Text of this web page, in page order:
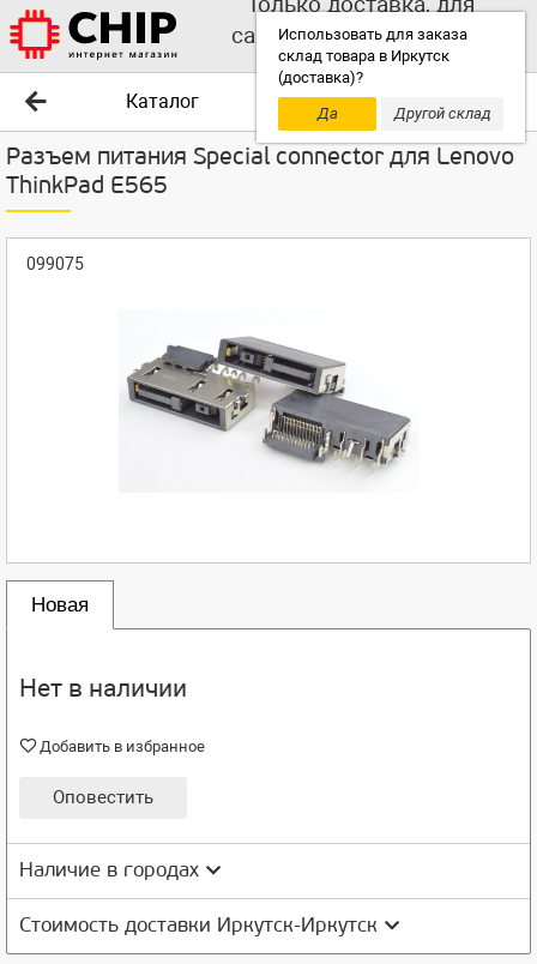
Использовать для заказа
склад товара в Иркутск
(доставка)?
Да
Другой склад
самовывоза выбирайте
другой склад!
Каталог
Разъем питания Special connector для Lenovo
ThinkPad E565
099075
Новая
Нет в наличии
Добавить в избранное
Оповестить
Наличие в городах
Стоимость доставки Иркутск-Иркутск